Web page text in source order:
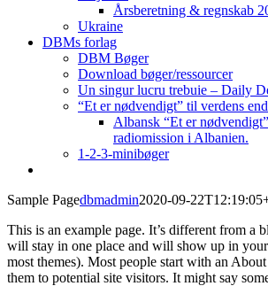
Årsberetning & regnskab
Ukraine
DBMs forlag
DBM Bøger
Download bøger/ressourcer
Un singur lucru trebuie – Daily
“Et er nødvendigt” til verdens
Albansk “Et er
radiomission i Albanien.
1-2-3-minibøger
Sample Pagedbmadmin2020-09-
This is an example page. It’s different from a
will stay in one place and will show up in
most themes). Most people start with an
them to potential site visitors. It might say